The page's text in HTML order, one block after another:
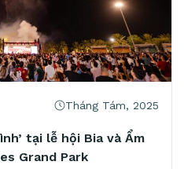
Tháng Tám, 2025
chủ chuỗi spa nổi
Grand Park là